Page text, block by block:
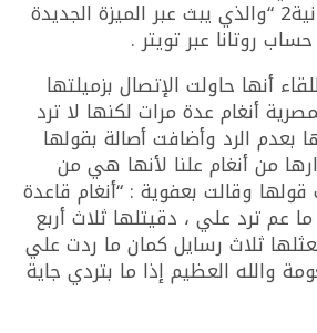
برنامج “سوالف رمضانية2 “والذي يبث عبر الميزة الجديدة
أنها حاولت الإتصال بزميلتها
أنغام عدة مرات لكنها لا ترد
بعدم الرد وأضافت أصالة بقولها
من أنغام علنا لأنها هي من
وقالت بعفوية : “أنغام قاعدة
عم ترد علي ، دقيتلها ثلاث أربع
ثلاث رسايل كمان ما ردت علي
والله العظيم إذا ما بتردي جاية